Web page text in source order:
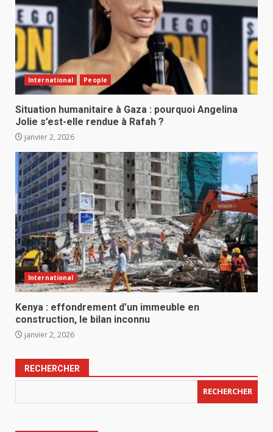
International People
Situation humanitaire à Gaza : pourquoi Angelina
Jolie s’est-elle rendue à Rafah ?
janvier 2, 2026
International
Kenya : effondrement d’un immeuble en
construction, le bilan inconnu
janvier 2, 2026
RECHERCHER
RECHERCHER